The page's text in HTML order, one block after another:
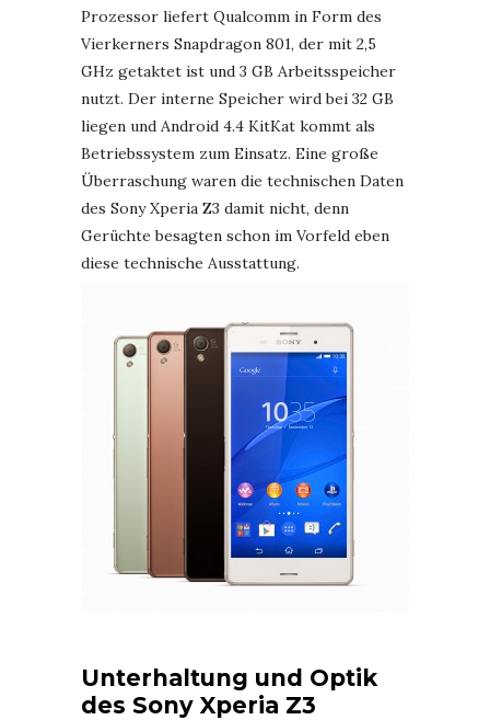
Prozessor liefert Qualcomm in Form des
Vierkerners Snapdragon 801, der mit 2,5
GHz getaktet ist und 3 GB Arbeitsspeicher
nutzt. Der interne Speicher wird bei 32 GB
liegen und Android 4.4 KitKat kommt als
Betriebssystem zum Einsatz. Eine große
Überraschung waren die technischen Daten
des Sony Xperia Z3 damit nicht, denn
Gerüchte besagten schon im Vorfeld eben
diese technische Ausstattung.
Unterhaltung und Optik
des Sony Xperia Z3